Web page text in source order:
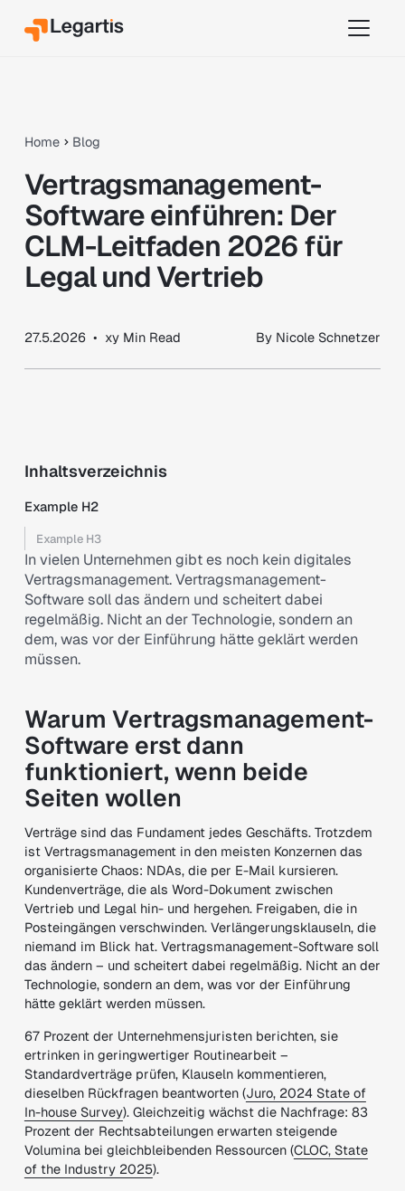
Home Blog
Vertragsmanagement-
Software einführen: Der
CLM-Leitfaden 2026 für
Legal und Vertrieb
27.5.2026• xyMin Read By Nicole Schnetzer
Inhaltsverzeichnis
Example H2
Example H3
In vielen Unternehmen gibt es noch kein digitales
Vertragsmanagement. Vertragsmanagement-
Software soll das ändern und scheitert dabei
regelmäßig. Nicht an der Technologie, sondern an
dem, was vor der Einführung hätte geklärt werden
müssen.
Warum Vertragsmanagement-
Software erst dann
funktioniert, wenn beide
Seiten wollen
Verträge sind das Fundament jedes Geschäfts. Trotzdem
ist Vertragsmanagement in den meisten Konzernen das
organisierte Chaos: NDAs, die per E-Mail kursieren.
Kundenverträge, die als Word-Dokument zwischen
Vertrieb und Legal hin- und hergehen. Freigaben, die in
Posteingängen verschwinden. Verlängerungsklauseln, die
niemand im Blick hat. Vertragsmanagement-Software soll
das ändern – und scheitert dabei regelmäßig. Nicht an der
Technologie, sondern an dem, was vor der Einführung
hätte geklärt werden müssen.
67 Prozent der Unternehmensjuristen berichten, sie
ertrinken in geringwertiger Routinearbeit –
Standardverträge prüfen, Klauseln kommentieren,
dieselben Rückfragen beantworten (Juro, 2024 State of
In-house Survey). Gleichzeitig wächst die Nachfrage: 83
Prozent der Rechtsabteilungen erwarten steigende
Volumina bei gleichbleibenden Ressourcen (CLOC, State
of the Industry 2025).